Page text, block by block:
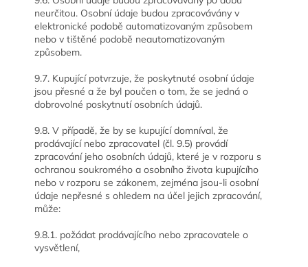
neurčitou. Osobní údaje budou zpracovávány v
elektronické podobě automatizovaným způsobem
nebo v tištěné podobě neautomatizovaným
způsobem.
9.7. Kupující potvrzuje, že poskytnuté osobní údaje
jsou přesné a že byl poučen o tom, že se jedná o
dobrovolné poskytnutí osobních údajů.
9.8. V případě, že by se kupující domníval, že
prodávající nebo zpracovatel (čl. 9.5) provádí
zpracování jeho osobních údajů, které je v rozporu s
ochranou soukromého a osobního života kupujícího
nebo v rozporu se zákonem, zejména jsou-li osobní
údaje nepřesné s ohledem na účel jejich zpracování,
může:
9.8.1. požádat prodávajícího nebo zpracovatele o
vysvětlení,